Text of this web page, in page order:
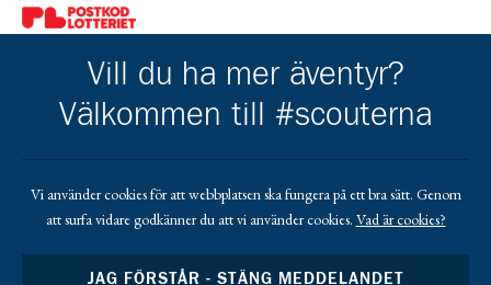
Gå till pl_50
Gå till https://www.mera.se/Gå till https://www.lansforsakringar.se/
Gå till https://
Vill du ha mer äventyr?
Välkommen till #scouterna
Vi använder cookies för att webbplatsen ska fungera på ett bra sätt. Genom
att surfa vidare godkänner du att vi använder cookies. Vad är cookies?
JAG FÖRSTÅR - STÄNG MEDDELANDET